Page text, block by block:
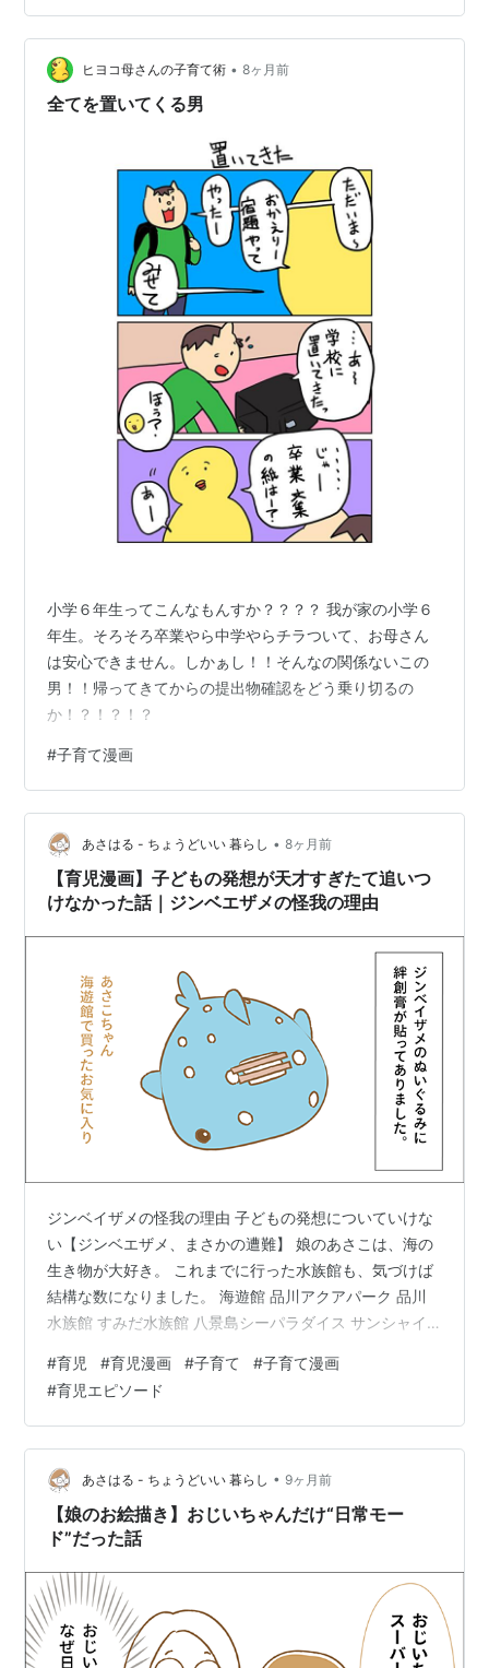
勢いよく、もぐもぐ、もぐもぐ。 ……そして数分後。 残
っていたのは、きれいに取り残されたケーキの土台。 食
べられていたのは✔ いち…
ヒヨコ母さんの子育て術 • 8ヶ月前
全てを置いてくる男
小学６年生ってこんなもんすか？？？？ 我が家の小学６
年生。そろそろ卒業やら中学やらチラついて、お母さん
は安心できません。しかぁし！！そんなの関係ないこの
男！！帰ってきてからの提出物確認をどう乗り切るの
か！？！？！？
#子育て漫画
あさはる - ちょうどいい 暮らし • 8ヶ月前
【育児漫画】子どもの発想が天才すぎたて追いつ
けなかった話｜ジンベエザメの怪我の理由
ジンベイザメの怪我の理由 子どもの発想についていけな
い【ジンベエザメ、まさかの遭難】 娘のあさこは、海の
生き物が大好き。 これまでに行った水族館も、気づけば
結構な数になりました。 海遊館 品川アクアパーク 品川
水族館 すみだ水族館 八景島シーパラダイス サンシャイ
す。 ちょっと前に行った、大阪旅行の際に立ち寄った海
遊館。そのときに買ったジンベエザメのぬいぐるみが、
あさこのお気に入りに。 ……だったのですが。 ある日ふ
と見ると、そのジンベエザメに大きめの絆創膏が貼って
あるではありませんか。 「え？ どうしたの？」と聞いて
みると、返ってきた答えがこ…
#育児 #育児漫画 #子育て #子育て漫画
#育児エピソード
あさはる - ちょうどいい 暮らし • 9ヶ月前
【娘のお絵描き】おじいちゃんだけ“日常モー
ド”だった話